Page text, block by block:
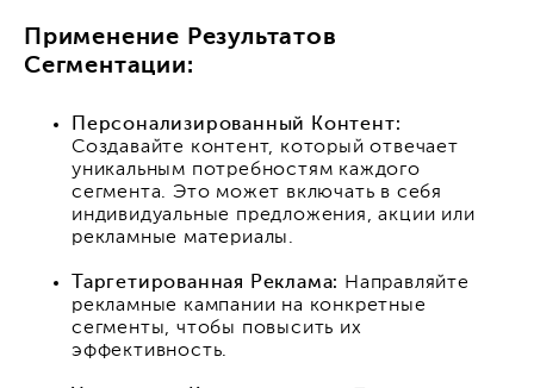
Применение Результатов
Сегментации:
Персонализированный Контент:
Создавайте контент, который отвечает
уникальным потребностям каждого
сегмента. Это может включать в себя
индивидуальные предложения, акции или
рекламные материалы.
Таргетированная Реклама: Направляйте
рекламные кампании на конкретные
сегменты, чтобы повысить их
эффективность.